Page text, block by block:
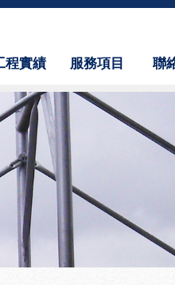
程實績
Results
服務項目
Service
聯